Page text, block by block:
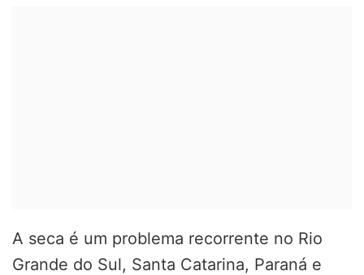
A seca é um problema recorrente no Rio
Grande do Sul, Santa Catarina, Paraná e